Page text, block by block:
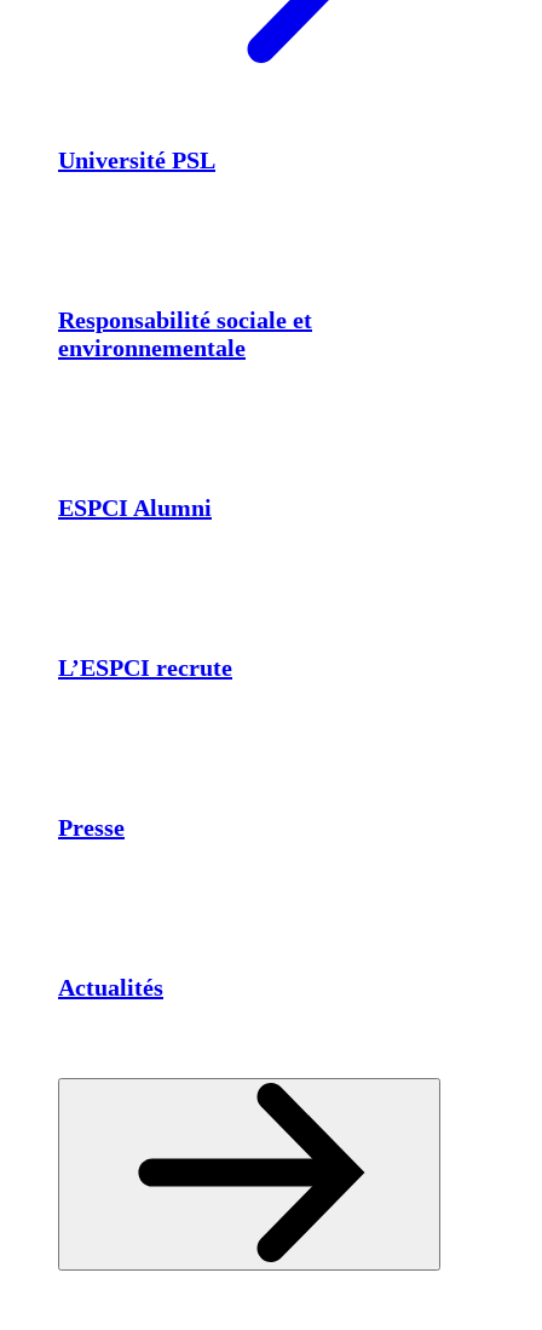
Université PSL
Responsabilité sociale et
environnementale
ESPCI Alumni
L’ESPCI recrute
Presse
Actualités